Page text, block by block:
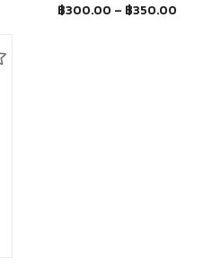
฿300.00 – ฿350.00